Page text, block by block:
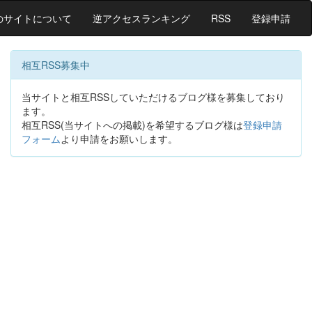
サイトについて 逆アクセスランキング RSS 登録申請
相互RSS募集中
当サイトと相互RSSしていただけるブログ様を募集しており
ます。
相互RSS(当サイトへの掲載)を希望するブログ様は登録申請
フォームより申請をお願いします。